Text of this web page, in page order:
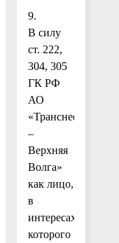
9.
В силу
ст. 222,
304, 305
ГК РФ
АО
«Транснефть
–
Верхняя
Волга»
как лицо,
в
интересах
которого